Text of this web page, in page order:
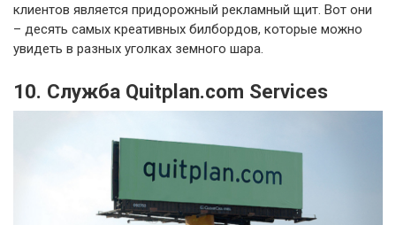
клиентов является придорожный рекламный щит. Вот они
– десять самых креативных билбордов, которые можно
увидеть в разных уголках земного шара.
10. Служба Quitplan.com Services